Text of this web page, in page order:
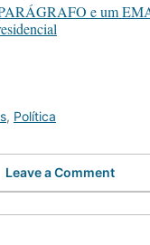
e um
, Política
Leave a Comment